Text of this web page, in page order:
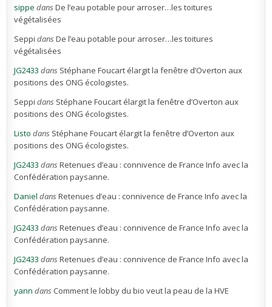
sippe dansDe l’eau potable pour arroser…les toitures
végétalisées
Seppi dansDe l’eau potable pour arroser…les toitures
végétalisées
JG2433 dans Stéphane Foucart élargit la fenêtre d’Overton aux
positions des ONG écologistes.
Seppi dans Stéphane Foucart élargit la fenêtre d’Overton aux
positions des ONG écologistes.
Listo dans Stéphane Foucart élargit la fenêtre d’Overton aux
positions des ONG écologistes.
JG2433 dansRetenues d’eau : connivence de France Info avec la
Confédération paysanne.
Daniel dansRetenues d’eau : connivence de France Info avec la
Confédération paysanne.
JG2433 dansRetenues d’eau : connivence de France Info avec la
Confédération paysanne.
JG2433 dansRetenues d’eau : connivence de France Info avec la
Confédération paysanne.
yann dans Comment le lobby du bio veut la peau de la HVE